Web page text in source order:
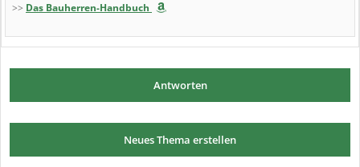
>> Das Bauherren-Handbuch
Antworten
Neues Thema erstellen